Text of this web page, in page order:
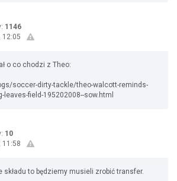
1146
12:05
o co chodzi z Theo:
soccer-dirty-tackle/theo-walcott-reminds-
field-195202008--sow.html
10
11:58
składu to będziemy musieli zrobić transfer.